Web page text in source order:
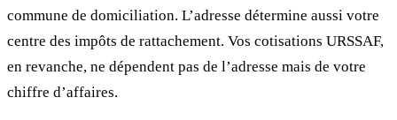
commune de domiciliation. L’adresse détermine aussi votre
centre des impôts de rattachement. Vos cotisations URSSAF,
en revanche, ne dépendent pas de l’adresse mais de votre
chiffre d’affaires.